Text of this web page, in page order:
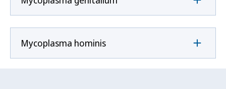
Mycoplasma hominis